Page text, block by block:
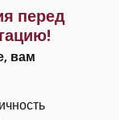
перед
вам